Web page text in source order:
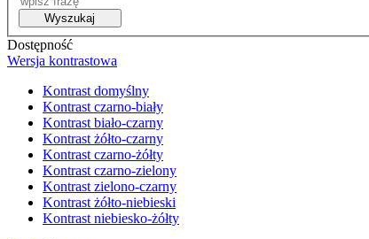
Wyszukaj
Dostępność
Wersja kontrastowa
Kontrast domyślny
Kontrast czarno-biały
Kontrast biało-czarny
Kontrast żółto-czarny
Kontrast czarno-żółty
Kontrast czarno-zielony
Kontrast zielono-czarny
Kontrast żółto-niebieski
Kontrast niebiesko-żółty